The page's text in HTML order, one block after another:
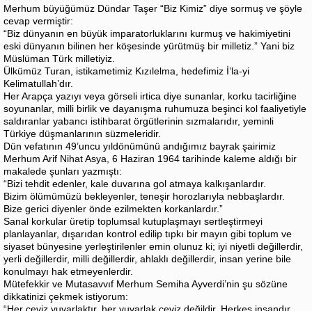
Merhum büyüğümüz Dündar Taşer “Biz Kimiz” diye sormuş ve şöyle
cevap vermiştir:
“Biz dünyanın en büyük imparatorluklarını kurmuş ve hakimiyetini
eski dünyanın bilinen her köşesinde yürütmüş bir milletiz.” Yani biz
Müslüman Türk milletiyiz.
Ülkümüz Turan, istikametimiz Kızılelma, hedefimiz İ’la-yi
Kelimatullah’dır.
Her Arapça yazıyı veya görseli irtica diye sunanlar, korku tacirliğine
soyunanlar, milli birlik ve dayanışma ruhumuza beşinci kol faaliyetiyle
saldıranlar yabancı istihbarat örgütlerinin sızmalarıdır, yeminli
Türkiye düşmanlarının süzmeleridir.
Dün vefatının 49’uncu yıldönümünü andığımız bayrak şairimiz
Merhum Arif Nihat Asya, 6 Haziran 1964 tarihinde kaleme aldığı bir
makalede şunları yazmıştı:
“Bizi tehdit edenler, kale duvarına gol atmaya kalkışanlardır.
Bizim ölümümüzü bekleyenler, teneşir horozlarıyla nebbaşlardır.
Bize gerici diyenler önde ezilmekten korkanlardır.”
Sanal korkular üretip toplumsal kutuplaşmayı sertleştirmeyi
planlayanlar, dışarıdan kontrol edilip tıpkı bir mayın gibi toplum ve
siyaset bünyesine yerleştirilenler emin olunuz ki; iyi niyetli değillerdir,
yerli değillerdir, milli değillerdir, ahlaklı değillerdir, insan yerine bile
konulmayı hak etmeyenlerdir.
Mütefekkir ve Mutasavvıf Merhum Semiha Ayverdi’nin şu sözüne
dikkatinizi çekmek istiyorum:
“Her ceviz yuvarlaktır, her yuvarlak ceviz değildir. Herkes insandır,